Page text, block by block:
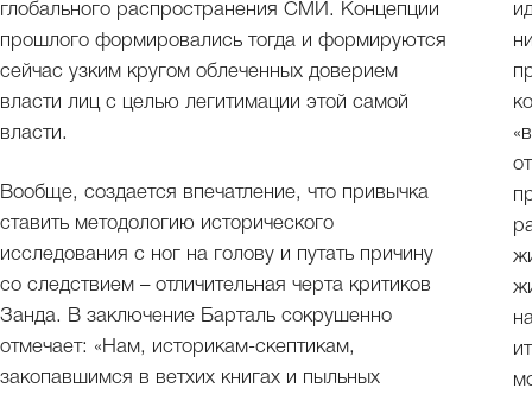
глобального распространения СМИ. Концепции
прошлого формировались тогда и формируются
сейчас узким кругом облеченных доверием
власти лиц с целью легитимации этой самой
власти.
Вообще, создается впечатление, что привычка
ставить методологию исторического
исследования с ног на голову и путать причину
со следствием – отличительная черта критиков
Занда. В заключение Барталь сокрушенно
отмечает: «Нам, историкам-скептикам,
закопавшимся в ветхих книгах и пыльных